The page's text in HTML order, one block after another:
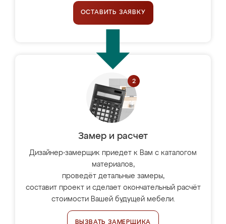
ОСТАВИТЬ ЗАЯВКУ
Замер и расчет
Дизайнер-замерщик приедет к Вам с каталогом
материалов,
проведёт детальные замеры,
составит проект и сделает окончательный расчёт
стоимости Вашей будущей мебели.
ВЫЗВАТЬ ЗАМЕРЩИКА